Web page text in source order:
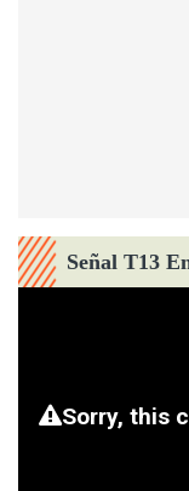
Señal T13